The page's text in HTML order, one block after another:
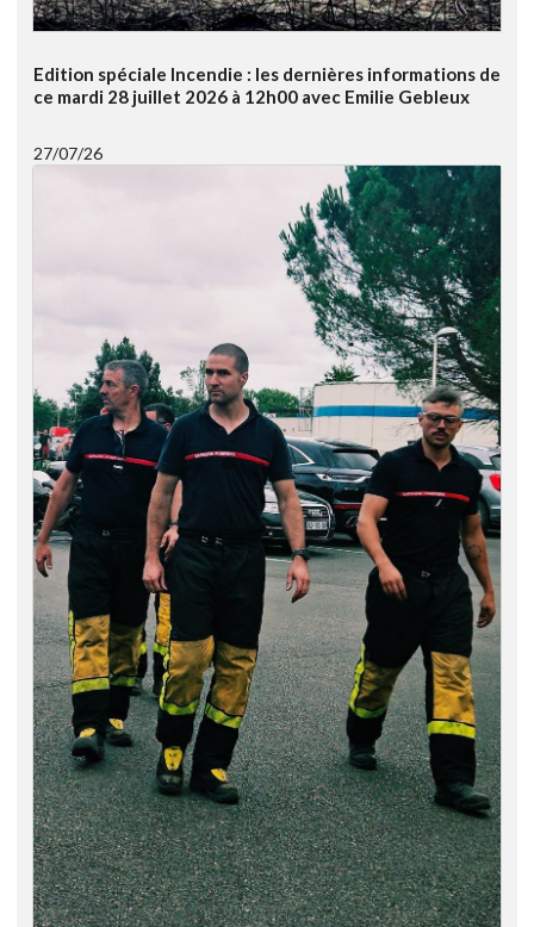
Edition spéciale Incendie : les dernières informations de
ce mardi 28 juillet 2026 à 12h00 avec Emilie Gebleux
27/07/26